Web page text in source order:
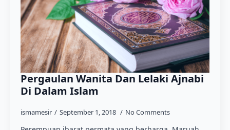
Pergaulan Wanita Dan Lelaki Ajnabi
Di Dalam Islam
ismamesir September 1, 2018 No Comments